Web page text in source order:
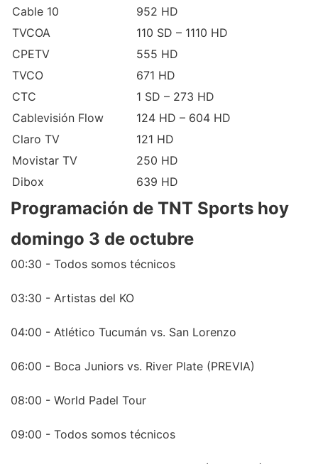
Cable 10
952 HD
TVCOA
110 SD – 1110 HD
CPETV
555 HD
TVCO
671 HD
CTC
1 SD – 273 HD
Cablevisión Flow
124 HD – 604 HD
Claro TV
121 HD
Movistar TV
250 HD
Dibox
639 HD
Programación de TNT Sports hoy
domingo 3 de octubre
00:30 - Todos somos técnicos
03:30 - Artistas del KO
04:00 - Atlético Tucumán vs. San Lorenzo
06:00 - Boca Juniors vs. River Plate (PREVIA)
08:00 - World Padel Tour
09:00 - Todos somos técnicos